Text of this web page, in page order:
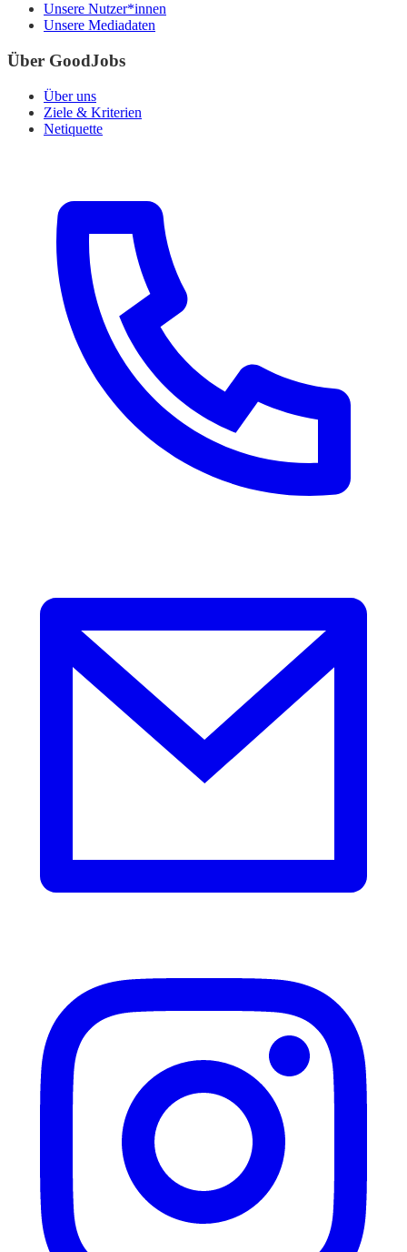
Unsere Nutzer*innen
Unsere Mediadaten
Über GoodJobs
Über uns
Ziele & Kriterien
Netiquette